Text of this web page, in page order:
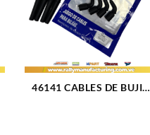
46141 CABLES DE BUJIA